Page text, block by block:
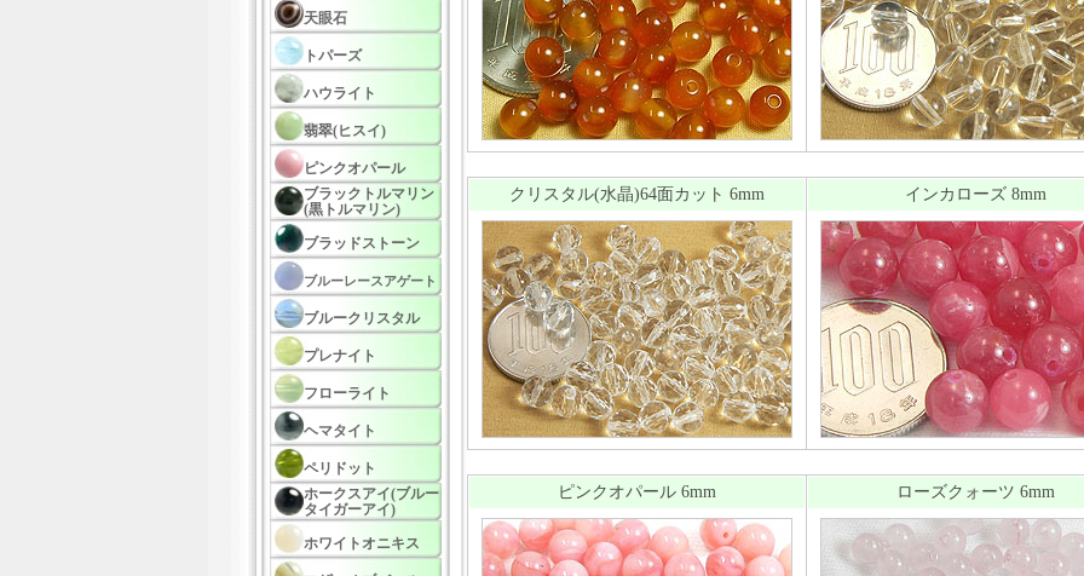
天眼石
トパーズ
ハウライト
翡翠(ヒスイ)
ピンクオパール
ブラックトルマリン
(黒トルマリン)
ブラッドストーン
ブルーレースアゲート
ブルークリスタル
プレナイト
フローライト
ヘマタイト
ペリドット
ホークスアイ(ブルー
タイガーアイ)
ホワイトオニキス
クリスタル(水晶)64面カット 6mm インカローズ 8mm
ピンクオパール 6mm ローズクォーツ 6mm